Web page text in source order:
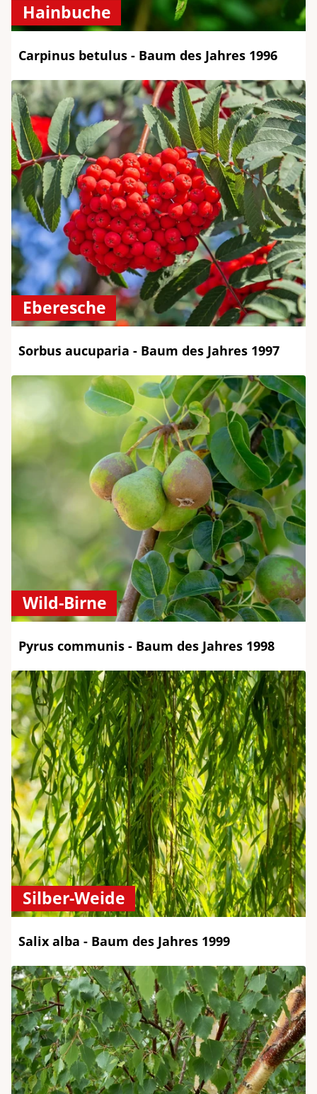
Hainbuche
Carpinus betulus - Baum des Jahres 1996
Eberesche
Sorbus aucuparia - Baum des Jahres 1997
Wild-Birne
Pyrus communis - Baum des Jahres 1998
Silber-Weide
Salix alba - Baum des Jahres 1999